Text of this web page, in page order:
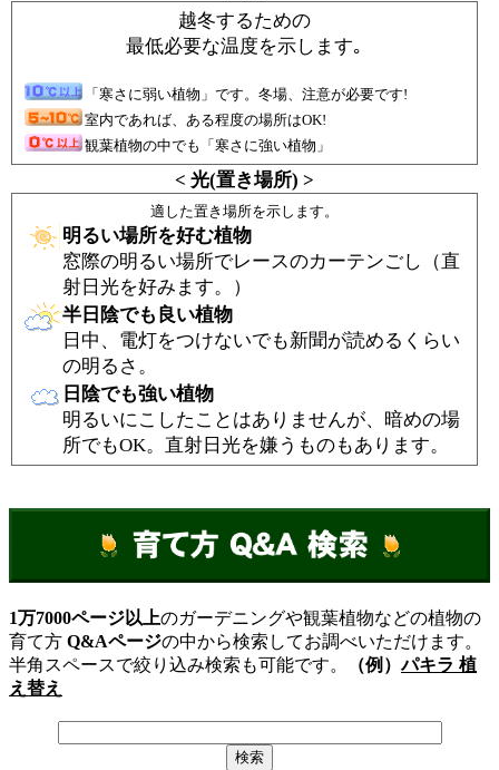
越冬するための
最低必要な温度を示します｡
「寒さに弱い植物」です。冬場、注意が必要です!
室内であれば、ある程度の場所はOK!
観葉植物の中でも「寒さに強い植物」
< 光(置き場所) >
適した置き場所を示します。
明るい場所を好む植物
窓際の明るい場所でレースのカーテンごし（直
射日光を好みます。）
半日陰でも良い植物
日中、電灯をつけないでも新聞が読めるくらい
の明るさ。
日陰でも強い植物
明るいにこしたことはありませんが、暗めの場
所でもOK。直射日光を嫌うものもあります。
1万7000ページ以上のガーデニングや観葉植物などの植物の
育て方 Q&Aページの中から検索してお調べいただけます。
半角スペースで絞り込み検索も可能です。
（例）パキラ 植
え替え